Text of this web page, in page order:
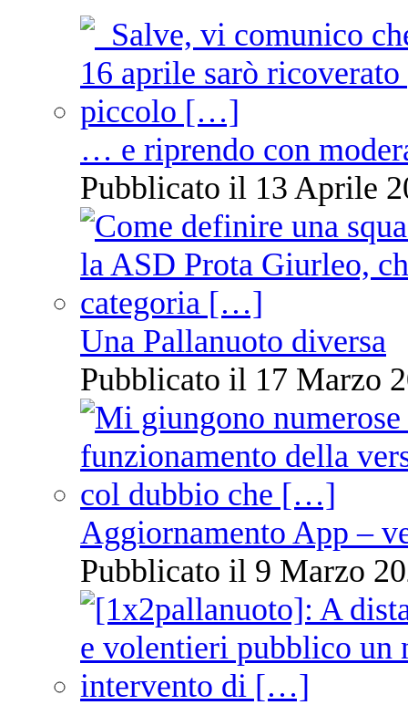
… e riprendo con
Pubblicato il 13 Aprile
Una Pallanuoto diversa
Pubblicato il 17 Marzo
Aggiornamento App –
Pubblicato il 9 Marzo